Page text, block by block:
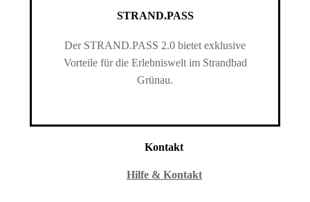
STRAND.PASS
Der STRAND.PASS 2.0 bietet exklusive
Vorteile für die Erlebniswelt im Strandbad
Grünau.
Kontakt
Hilfe & Kontakt